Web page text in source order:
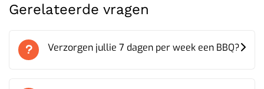
Gerelateerde vragen
Verzorgen jullie 7 dagen per week een BBQ?